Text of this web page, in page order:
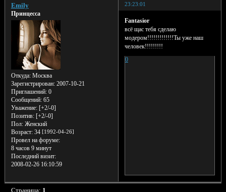
23:23:01
Emily
Принцесса
Откуда:Москва
Зарегистрирован: 2007-10-21
Приглашений:0
Сообщений:65
Уважение: [+2/-0]
Позитив: [+2/-0]
Пол:Женский
Возраст:34 [1992-04-26]
Провел на форуме:
8 часов 9 минут
Последний визит:
2008-02-26 16:10:59
Fantasior
всё щас тебя сделаю
модером!!!!!!!!!!!!!Ты уже наш
человек!!!!!!!!!
0
Страница: 1